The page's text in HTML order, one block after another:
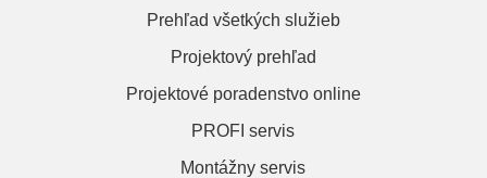
Prehľad všetkých služieb
Projektový prehľad
Projektové poradenstvo online
PROFI servis
Montážny servis